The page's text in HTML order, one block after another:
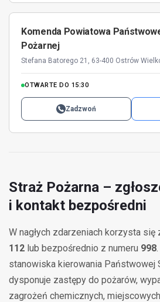
Komenda Powiatowa
Pożarnej
Stefana Batorego 21, 63-400 Ostrów
OTWARTE DO 15:30
Zadzwoń
Straż Pożarna –
i kontakt bezpośredni
W nagłych zdarzeniach korzysta się
112 lub bezpośrednio z numeru 998
stanowiska kierowania Państwowej
dysponuje zastępy do pożarów,
zagrożeń chemicznych,